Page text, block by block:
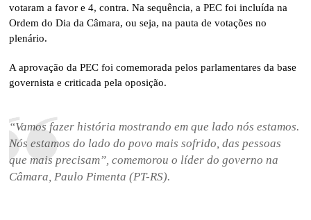
votaram a favor e 4, contra. Na sequência, a PEC foi incluída na
Ordem do Dia da Câmara, ou seja, na pauta de votações no
plenário.
A aprovação da PEC foi comemorada pelos parlamentares da base
governista e criticada pela oposição.
“Vamos fazer história mostrando em que lado nós estamos.
Nós estamos do lado do povo mais sofrido, das pessoas
que mais precisam”, comemorou o líder do governo na
Câmara, Paulo Pimenta (PT-RS).